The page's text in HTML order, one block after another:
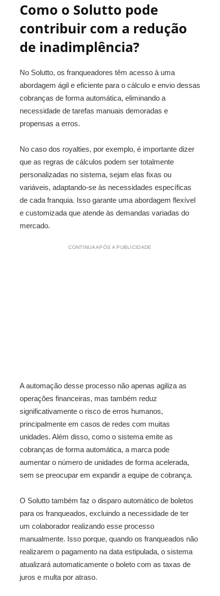
Como o Solutto pode
contribuir com a redução
de inadimplência?
No Solutto, os franqueadores têm acesso à uma
abordagem ágil e eficiente para o cálculo e envio dessas
cobranças de forma automática, eliminando a
necessidade de tarefas manuais demoradas e
propensas a erros.
No caso dos royalties, por exemplo, é importante dizer
que as regras de cálculos podem ser totalmente
personalizadas no sistema, sejam elas fixas ou
variáveis, adaptando-se às necessidades específicas
de cada franquia. Isso garante uma abordagem flexível
e customizada que atende às demandas variadas do
mercado.
CONTINUA APÓS A PUBLICIDADE
A automação desse processo não apenas agiliza as
operações financeiras, mas também reduz
significativamente o risco de erros humanos,
principalmente em casos de redes com muitas
unidades. Além disso, como o sistema emite as
cobranças de forma automática, a marca pode
aumentar o número de unidades de forma acelerada,
sem se preocupar em expandir a equipe de cobrança.
O Solutto também faz o disparo automático de boletos
para os franqueados, excluindo a necessidade de ter
um colaborador realizando esse processo
manualmente. Isso porque, quando os franqueados não
realizarem o pagamento na data estipulada, o sistema
atualizará automaticamente o boleto com as taxas de
juros e multa por atraso.